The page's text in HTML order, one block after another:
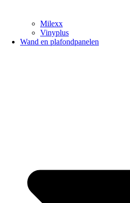
Milexx
Vinyplus
Wand en plafondpanelen